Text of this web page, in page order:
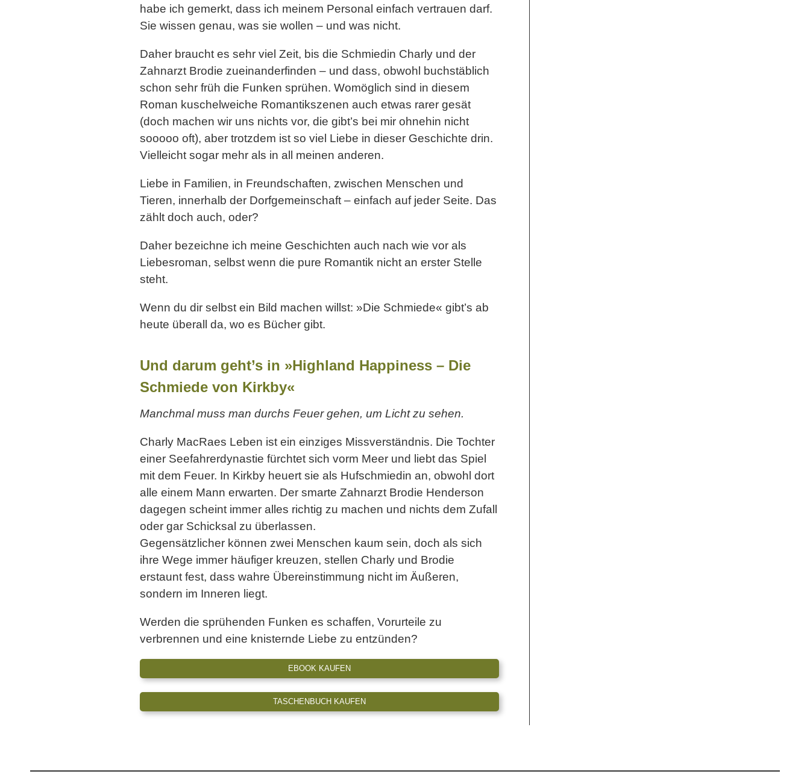
habe ich gemerkt, dass ich meinem Personal einfach vertrauen darf.
Sie wissen genau, was sie wollen – und was nicht.
Daher braucht es sehr viel Zeit, bis die Schmiedin Charly und der
Zahnarzt Brodie zueinanderfinden – und dass, obwohl buchstäblich
schon sehr früh die Funken sprühen. Womöglich sind in diesem
Roman kuschelweiche Romantikszenen auch etwas rarer gesät
(doch machen wir uns nichts vor, die gibt’s bei mir ohnehin nicht
sooooo oft), aber trotzdem ist so viel Liebe in dieser Geschichte drin.
Vielleicht sogar mehr als in all meinen anderen.
Liebe in Familien, in Freundschaften, zwischen Menschen und
Tieren, innerhalb der Dorfgemeinschaft – einfach auf jeder Seite. Das
zählt doch auch, oder?
Daher bezeichne ich meine Geschichten auch nach wie vor als
Liebesroman, selbst wenn die pure Romantik nicht an erster Stelle
steht.
Wenn du dir selbst ein Bild machen willst: »Die Schmiede« gibt’s ab
heute überall da, wo es Bücher gibt.
Und darum geht’s in »Highland Happiness – Die
Schmiede von Kirkby«
Manchmal muss man durchs Feuer gehen, um Licht zu sehen.
Charly MacRaes Leben ist ein einziges Missverständnis. Die Tochter
einer Seefahrerdynastie fürchtet sich vorm Meer und liebt das Spiel
mit dem Feuer. In Kirkby heuert sie als Hufschmiedin an, obwohl dort
alle einem Mann erwarten. Der smarte Zahnarzt Brodie Henderson
dagegen scheint immer alles richtig zu machen und nichts dem Zufall
oder gar Schicksal zu überlassen.
Gegensätzlicher können zwei Menschen kaum sein, doch als sich
ihre Wege immer häufiger kreuzen, stellen Charly und Brodie
erstaunt fest, dass wahre Übereinstimmung nicht im Äußeren,
sondern im Inneren liegt.
Werden die sprühenden Funken es schaffen, Vorurteile zu
verbrennen und eine knisternde Liebe zu entzünden?
EBOOK KAUFEN
TASCHENBUCH KAUFEN